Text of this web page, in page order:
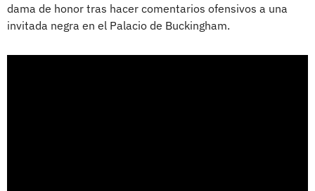
dama de honor tras hacer comentarios ofensivos a una
invitada negra en el Palacio de Buckingham.